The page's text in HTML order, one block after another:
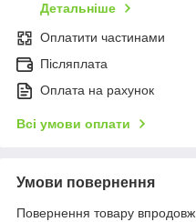
Детальніше
Оплатити частинами
Післяплата
Оплата на рахунок
Всі умови оплати
Умови повернення
Повернення товару